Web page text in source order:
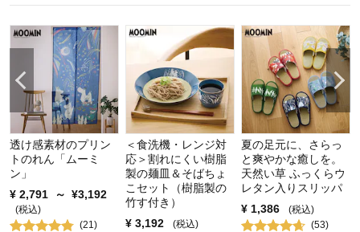
透け感素材のプリン
トのれん「ムーミ
ン」
¥ 2,791 ～ ¥3,192
(税込)
(21)
＜食洗機・レンジ対
応＞割れにくい樹脂
製の麺皿＆そばちょ
こセット（樹脂製の
竹す付き）
¥ 3,192
(税込)
夏の足元に、さらっ
と爽やかな癒しを。
天然い草 ふっくらウ
レタン入りスリッパ
¥ 1,386
(税込)
(53)